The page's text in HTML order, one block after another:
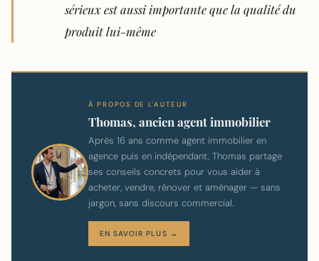
sérieux est aussi importante que la qualité du
produit lui-même
À PROPOS DE L'AUTEUR
Thomas, ancien agent immobilier
Après 16 ans comme agent immobilier en
agence puis en indépendant, Thomas partage
ses conseils concrets pour vous aider à
acheter, vendre, rénover et aménager — sans
jargon, sans discours commercial.
EN SAVOIR PLUS →